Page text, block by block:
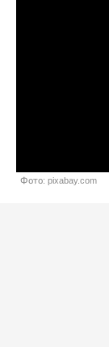
Фото: pixabay.com